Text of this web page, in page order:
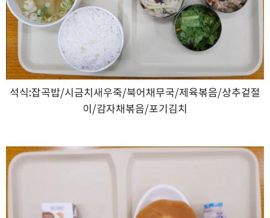
석식:잡곡밥/시금치새우죽/북어채무국/제육볶음/상추겉절
이/감자채볶음/포기김치